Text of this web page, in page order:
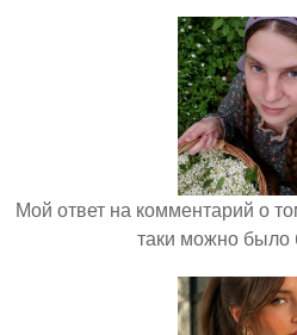
Мой ответ на комментарий о
таки можно было